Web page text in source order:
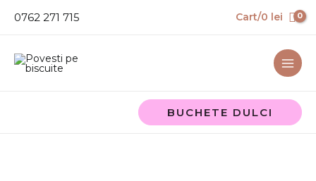
0762 271 715 Cart/0 lei
BUCHETE DULCI